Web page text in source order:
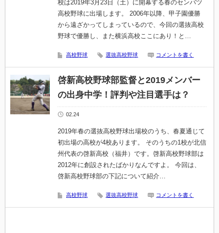
校は2019年3月23日（土）に開幕する春のセンバツ
高校野球に出場します。 2006年以降、甲子園優勝
から遠ざかってしまっているので、今回の選抜高校
野球で優勝し、また横浜高校ここにあり！と…
高校野球 選抜高校野球 コメントを書く
啓新高校野球部監督と2019メンバー
の出身中学！評判や注目選手は？
02.24
2019年春の選抜高校野球出場校のうち、春夏通じて
初出場の高校が4校あります。 そのうちの1校が北信
州代表の啓新高校（福井）です。啓新高校野球部は
2012年に創設されたばかりなんですよ。 今回は、
啓新高校野球部の下記について紹介…
高校野球 選抜高校野球 コメントを書く